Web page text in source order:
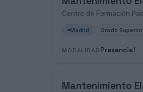
Centro de Formación
Madrid Grado Superior
MODALIDAD Presencial
Mantenimiento